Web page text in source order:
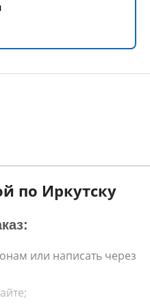
по Иркутску
или написать через